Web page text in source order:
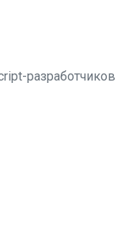
разработчиков